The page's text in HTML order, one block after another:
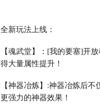
全新玩法上线：
【魂武堂】： [我的要塞]开
得大量属性提升！
【神器冶炼】 :神器冶炼后不
更强力的神器效果！